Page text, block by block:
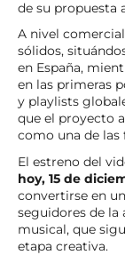
de su propuesta
A nivel
sólidos,
en España,
en las primeras
y playlists
que el proyecto
como una de
El estreno del
hoy, 15 de
convertirse en
seguidores de la
musical, que
etapa creativa.